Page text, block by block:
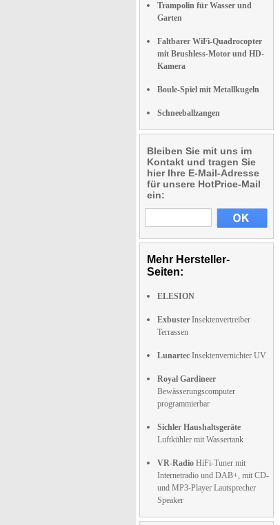
Trampolin für Wasser und
Garten
Faltbarer WiFi-Quadrocopter
mit Brushless-Motor und HD-
Kamera
Boule-Spiel mit Metallkugeln
Schneeballzangen
Bleiben Sie mit uns im
Kontakt und tragen Sie
hier Ihre E-Mail-Adresse
für unsere HotPrice-Mail
ein:
Mehr Hersteller-
Seiten:
ELESION
Exbuster Insektenvertreiber
Terrassen
Lunartec Insektenvernichter UV
Royal Gardineer
Bewässerungscomputer
programmierbar
Sichler Haushaltsgeräte
Luftkühler mit Wassertank
VR-Radio HiFi-Tuner mit
Internetradio und DAB+, mit CD-
und MP3-Player Lautsprecher
Speaker